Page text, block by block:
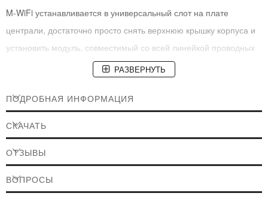
M-WiFi устанавливается в универсальный слот на плате
централи, достаточно просто снять верхнюю крышку корпуса и
установить модуль, совместимый со всей линейкой проводных
централей серии «Orion NOVA».РАЗВЕРНУТЬ
ПОДРОБНАЯ ИНФОРМАЦИЯ
СКАЧАТЬ
ОТЗЫВЫ
ВОПРОСЫ